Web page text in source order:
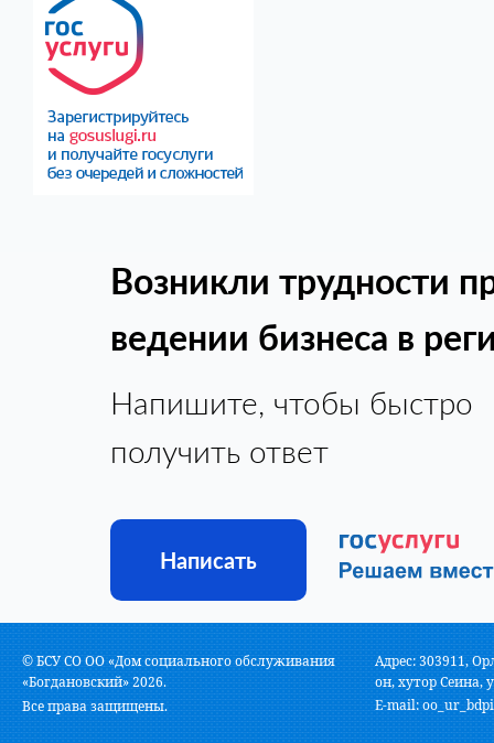
Возникли трудности
ведении бизнеса в
Напишите, чтобы быстро
получить ответ
Написать
© БСУ СО ОО «Дом социального обслуживания
«Богдановский» 2026.
Все права защищены.
Адрес: 303911,
он, хутор Сеина,
E-mail: